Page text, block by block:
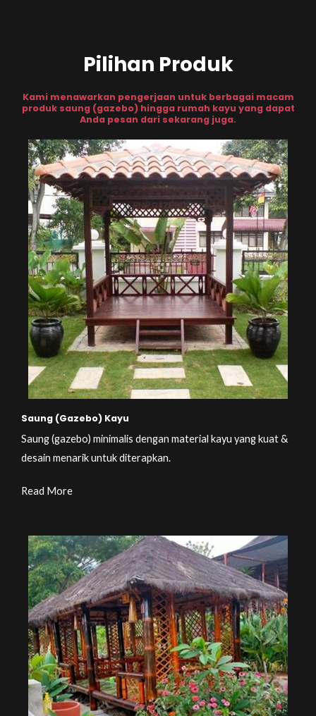
Pilihan Produk
Kami menawarkan pengerjaan untuk berbagai macam
produk saung (gazebo) hingga rumah kayu yang dapat
Anda pesan dari sekarang juga.
Saung (Gazebo) Kayu
Saung (gazebo) minimalis dengan material kayu yang kuat &
desain menarik untuk diterapkan.
Read More